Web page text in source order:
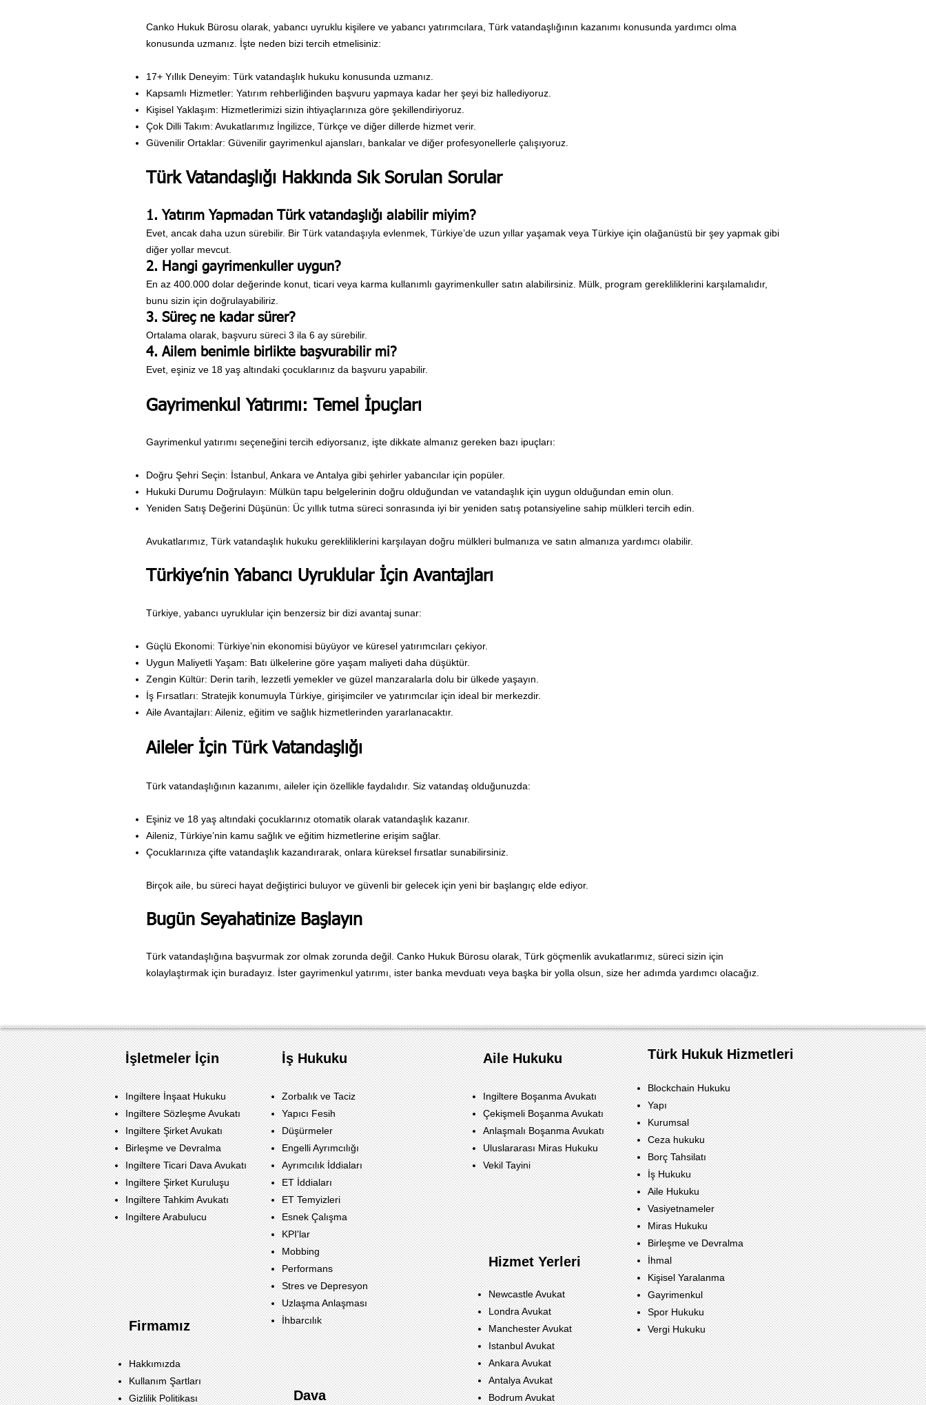
Canko Hukuk Bürosu olarak, yabancı uyruklu kişilere ve yabancı yatırımcılara, Türk vatandaşlığının kazanımı konusunda yardımcı olma
konusunda uzmanız. İşte neden bizi tercih etmelisiniz:
17+ Yıllık Deneyim: Türk vatandaşlık hukuku konusunda uzmanız.
Kapsamlı Hizmetler: Yatırım rehberliğinden başvuru yapmaya kadar her şeyi biz hallediyoruz.
Kişisel Yaklaşım: Hizmetlerimizi sizin ihtiyaçlarınıza göre şekillendiriyoruz.
Çok Dilli Takım: Avukatlarımız İngilizce, Türkçe ve diğer dillerde hizmet verir.
Güvenilir Ortaklar: Güvenilir gayrimenkul ajansları, bankalar ve diğer profesyonellerle çalışıyoruz.
Türk Vatandaşlığı Hakkında Sık Sorulan Sorular
1. Yatırım Yapmadan Türk vatandaşlığı alabilir miyim?
Evet, ancak daha uzun sürebilir. Bir Türk vatandaşıyla evlenmek, Türkiye’de uzun yıllar yaşamak veya Türkiye için olağanüstü bir şey yapmak gibi
diğer yollar mevcut.
2. Hangi gayrimenkuller uygun?
En az 400.000 dolar değerinde konut, ticari veya karma kullanımlı gayrimenkuller satın alabilirsiniz. Mülk, program gerekliliklerini karşılamalıdır,
bunu sizin için doğrulayabiliriz.
3. Süreç ne kadar sürer?
Ortalama olarak, başvuru süreci 3 ila 6 ay sürebilir.
4. Ailem benimle birlikte başvurabilir mi?
Evet, eşiniz ve 18 yaş altındaki çocuklarınız da başvuru yapabilir.
Gayrimenkul Yatırımı: Temel İpuçları
Gayrimenkul yatırımı seçeneğini tercih ediyorsanız, işte dikkate almanız gereken bazı ipuçları:
Doğru Şehri Seçin: İstanbul, Ankara ve Antalya gibi şehirler yabancılar için popüler.
Hukuki Durumu Doğrulayın: Mülkün tapu belgelerinin doğru olduğundan ve vatandaşlık için uygun olduğundan emin olun.
Yeniden Satış Değerini Düşünün: Üc yıllık tutma süreci sonrasında iyi bir yeniden satış potansiyeline sahip mülkleri tercih edin.
Avukatlarımız, Türk vatandaşlık hukuku gerekliliklerini karşılayan doğru mülkleri bulmanıza ve satın almanıza yardımcı olabilir.
Türkiye’nin Yabancı Uyruklular İçin Avantajları
Türkiye, yabancı uyruklular için benzersiz bir dizi avantaj sunar:
Güçlü Ekonomi: Türkiye’nin ekonomisi büyüyor ve küresel yatırımcıları çekiyor.
Uygun Maliyetli Yaşam: Batı ülkelerine göre yaşam maliyeti daha düşüktür.
Zengin Kültür: Derin tarih, lezzetli yemekler ve güzel manzaralarla dolu bir ülkede yaşayın.
İş Fırsatları: Stratejik konumuyla Türkiye, girişimciler ve yatırımcılar için ideal bir merkezdir.
Aile Avantajları: Aileniz, eğitim ve sağlık hizmetlerinden yararlanacaktır.
Aileler İçin Türk Vatandaşlığı
Türk vatandaşlığının kazanımı, aileler için özellikle faydalıdır. Siz vatandaş olduğunuzda:
Eşiniz ve 18 yaş altındaki çocuklarınız otomatik olarak vatandaşlık kazanır.
Aileniz, Türkiye’nin kamu sağlık ve eğitim hizmetlerine erişim sağlar.
Çocuklarınıza çifte vatandaşlık kazandırarak, onlara küreksel fırsatlar sunabilirsiniz.
Birçok aile, bu süreci hayat değiştirici buluyor ve güvenli bir gelecek için yeni bir başlangıç elde ediyor.
Bugün Seyahatinize Başlayın
Türk vatandaşlığına başvurmak zor olmak zorunda değil. Canko Hukuk Bürosu olarak, Türk göçmenlik avukatlarımız, süreci sizin için
kolaylaştırmak için buradayız. İster gayrimenkul yatırımı, ister banka mevduatı veya başka bir yolla olsun, size her adımda yardımcı olacağız.
İşletmeler İçin
Ingiltere İnşaat Hukuku
Ingiltere Sözleşme Avukatı
Ingiltere Şirket Avukatı
Birleşme ve Devralma
Ingiltere Ticari Dava Avukatı
Ingiltere Şirket Kuruluşu
Ingiltere Tahkim Avukatı
Ingiltere Arabulucu
Firmamız
Hakkımızda
Kullanım Şartları
Gizlilik Politikası
İş Hukuku
Zorbalık ve Taciz
Yapıcı Fesih
Düşürmeler
Engelli Ayrımcılığı
Ayrımcılık İddiaları
ET İddiaları
ET Temyizleri
Esnek Çalışma
KPI'lar
Mobbing
Performans
Stres ve Depresyon
Uzlaşma Anlaşması
İhbarcılık
Dava
Aile Hukuku
Ingiltere Boşanma Avukatı
Çekişmeli Boşanma Avukatı
Anlaşmalı Boşanma Avukatı
Uluslararası Miras Hukuku
Vekil Tayini
Hizmet Yerleri
Newcastle Avukat
Londra Avukat
Manchester Avukat
Istanbul Avukat
Ankara Avukat
Antalya Avukat
Bodrum Avukat
Türk Hukuk Hizmetleri
Blockchain Hukuku
Yapı
Kurumsal
Ceza hukuku
Borç Tahsilatı
İş Hukuku
Aile Hukuku
Vasiyetnameler
Miras Hukuku
Birleşme ve Devralma
İhmal
Kişisel Yaralanma
Gayrimenkul
Spor Hukuku
Vergi Hukuku